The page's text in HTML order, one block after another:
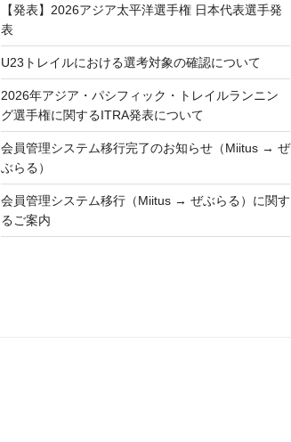
【発表】2026アジア太平洋選手権 日本代表選手発
表
U23トレイルにおける選考対象の確認について
2026年アジア・パシフィック・トレイルランニン
グ選手権に関するITRA発表について
会員管理システム移行完了のお知らせ（Miitus → ぜ
ぶらる）
会員管理システム移行（Miitus → ぜぶらる）に関す
るご案内